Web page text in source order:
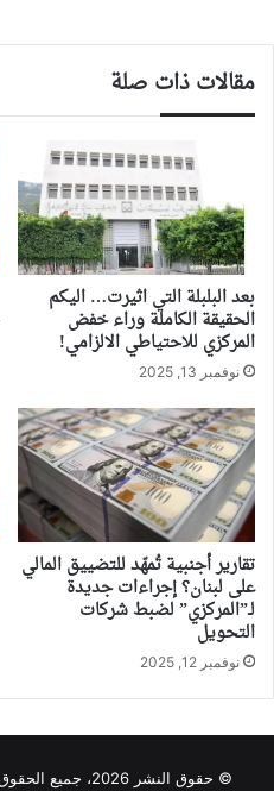
مقالات ذات صلة
بعد البلبلة التي اثيرت… اليكم
الحقيقة الكاملة وراء خفض
المركزي للاحتياطي الالزامي!
نوفمبر 13, 2025
تقارير أجنبية تُمهّد للتضييق المالي
على لبنان؟ إجراءات جديدة
لـ”المركزي” لضبط شركات
التحويل
نوفمبر 12, 2025
© حقوق النشر 2026، جميع الحقوق محفوظة |